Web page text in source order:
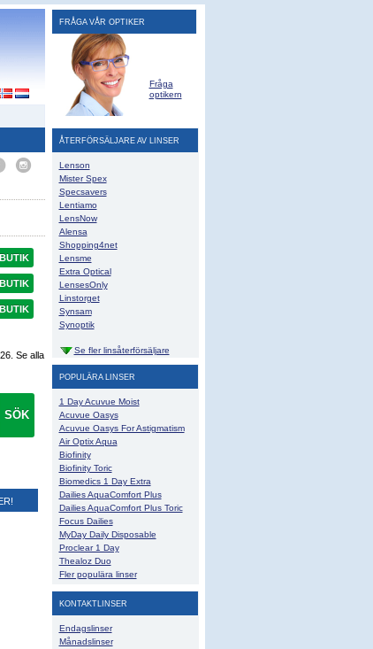
. Se alla
SÖK
FRÅGA VÅR OPTIKER
Fråga
optikern
ÅTERFÖRSÄLJARE AV LINSER
Lenson
Mister Spex
Specsavers
Lentiamo
LensNow
Alensa
Shopping4net
Lensme
Extra Optical
LensesOnly
Linstorget
Synsam
Synoptik
Se fler linsåterförsäljare
POPULÄRA LINSER
1 Day Acuvue Moist
Acuvue Oasys
Acuvue Oasys For Astigmatism
Air Optix Aqua
Biofinity
Biofinity Toric
Biomedics 1 Day Extra
Dailies AquaComfort Plus
Dailies AquaComfort Plus Toric
Focus Dailies
MyDay Daily Disposable
Proclear 1 Day
Thealoz Duo
Fler populära linser
KONTAKTLINSER
Endagslinser
Månadslinser